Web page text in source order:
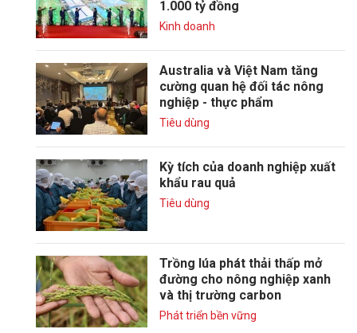
1.000 tỷ đồng
Kinh doanh
Australia và Việt Nam tăng
cường quan hệ đối tác nông
nghiệp - thực phẩm
Tiêu dùng
Kỳ tích của doanh nghiệp xuất
khẩu rau quả
Tiêu dùng
Trồng lúa phát thải thấp mở
đường cho nông nghiệp xanh
và thị trường carbon
Phát triển bền vững